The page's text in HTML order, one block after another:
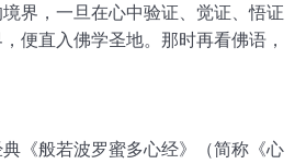
界，一旦在心中验证、觉证、悟证
便直入佛学圣地。那时再看佛语，
《般若波罗蜜多心经》（简称《心